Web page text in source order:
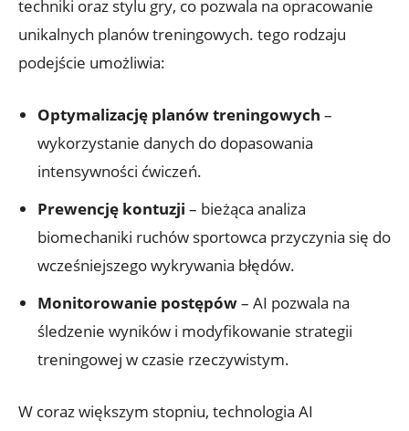
techniki oraz stylu gry, co pozwala na opracowanie
unikalnych planów treningowych. tego rodzaju
podejście umożliwia:
Optymalizację planów treningowych –
wykorzystanie danych do dopasowania
intensywności ćwiczeń.
Prewencję kontuzji – bieżąca analiza
biomechaniki ruchów sportowca przyczynia się do
wcześniejszego wykrywania błędów.
Monitorowanie postępów– AI pozwala na
śledzenie wyników i modyfikowanie strategii
treningowej w czasie rzeczywistym.
W coraz większym stopniu, technologia AI